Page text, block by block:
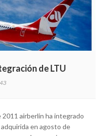
de LTU
2011 airberlin ha integrado
en agosto de